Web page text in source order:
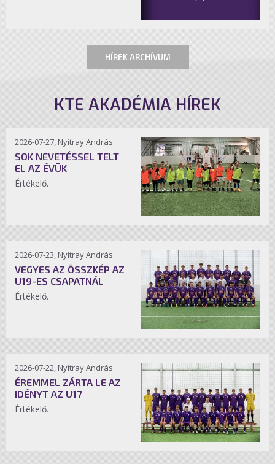
HÍREK ARCHÍVUM
KTE AKADÉMIA HÍREK
2026-07-27, Nyitray András
SOK NEVETÉSSEL TELT
EL AZ ÉVÜK
Értékelő.
2026-07-23, Nyitray András
VEGYES AZ ÖSSZKÉP AZ
U19-ES CSAPATNÁL
Értékelő.
2026-07-22, Nyitray András
ÉREMMEL ZÁRTA LE AZ
IDÉNYT AZ U17
Értékelő.